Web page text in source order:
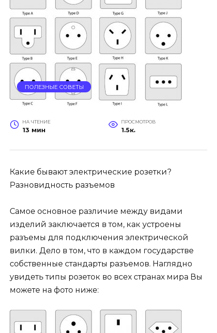
ПОЛЕЗНЫЕ СОВЕТЫ
НА ЧТЕНИЕ
13 мин
ПРОСМОТРОВ
1.5к.
Какие бывают электрические розетки?
Разновидность разъемов
Самое основное различие между видами
изделий заключается в том, как устроены
разъемы для подключения электрической
вилки. Дело в том, что в каждом государстве
собственные стандарты разъемов. Наглядно
увидеть типы розеток во всех странах мира Вы
можете на фото ниже: